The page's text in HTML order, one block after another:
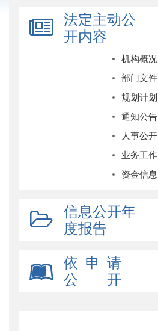
法定主动公
开内容
机构概况
部门文件
规划计划
通知公告
人事公开
业务工作
资金信息
信息公开年
度报告
依 申 请
公 开